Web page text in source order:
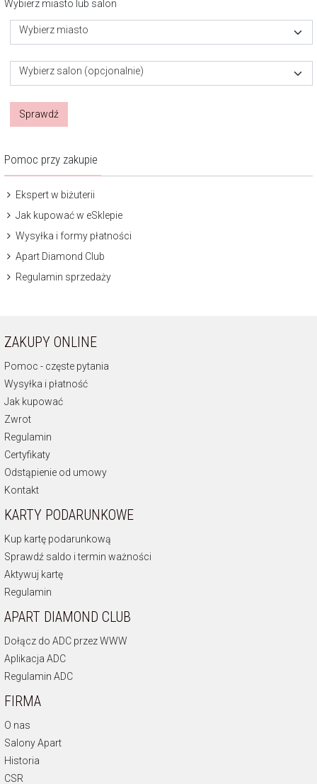
Wybierz miasto lub salon
Wybierz miasto
Wybierz salon (opcjonalnie)
Sprawdź
Pomoc przy zakupie
Ekspert w biżuterii
Jak kupować w eSklepie
Wysyłka i formy płatności
Apart Diamond Club
Regulamin sprzedaży
ZAKUPY ONLINE
Pomoc - częste pytania
Wysyłka i płatność
Jak kupować
Zwrot
Regulamin
Certyfikaty
Odstąpienie od umowy
Kontakt
KARTY PODARUNKOWE
Kup kartę podarunkową
Sprawdź saldo i termin ważności
Aktywuj kartę
Regulamin
APART DIAMOND CLUB
Dołącz do ADC przez WWW
Aplikacja ADC
Regulamin ADC
FIRMA
O nas
Salony Apart
Historia
CSR